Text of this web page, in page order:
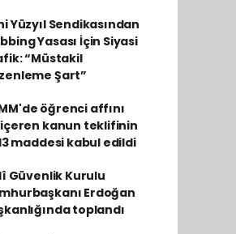
Yüzyıl Sendikasından
Yasası İçin Siyasi
“Müstakil
Şart”
öğrenci affını
kanun teklifinin
maddesi kabul edildi
Güvenlik Kurulu
Erdoğan
toplandı